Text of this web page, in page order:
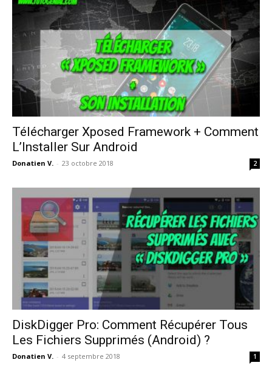
Télécharger Xposed Framework + Comment
L’Installer Sur Android
Donatien V. - 23 octobre 2018 2
DiskDigger Pro: Comment Récupérer Tous
Les Fichiers Supprimés (Android) ?
Donatien V. - 4 septembre 2018 1